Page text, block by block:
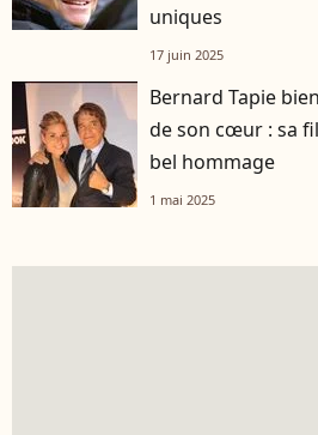
uniques
17 juin 2025
Bernard Tapie
de son cœur : sa
bel hommage
1 mai 2025